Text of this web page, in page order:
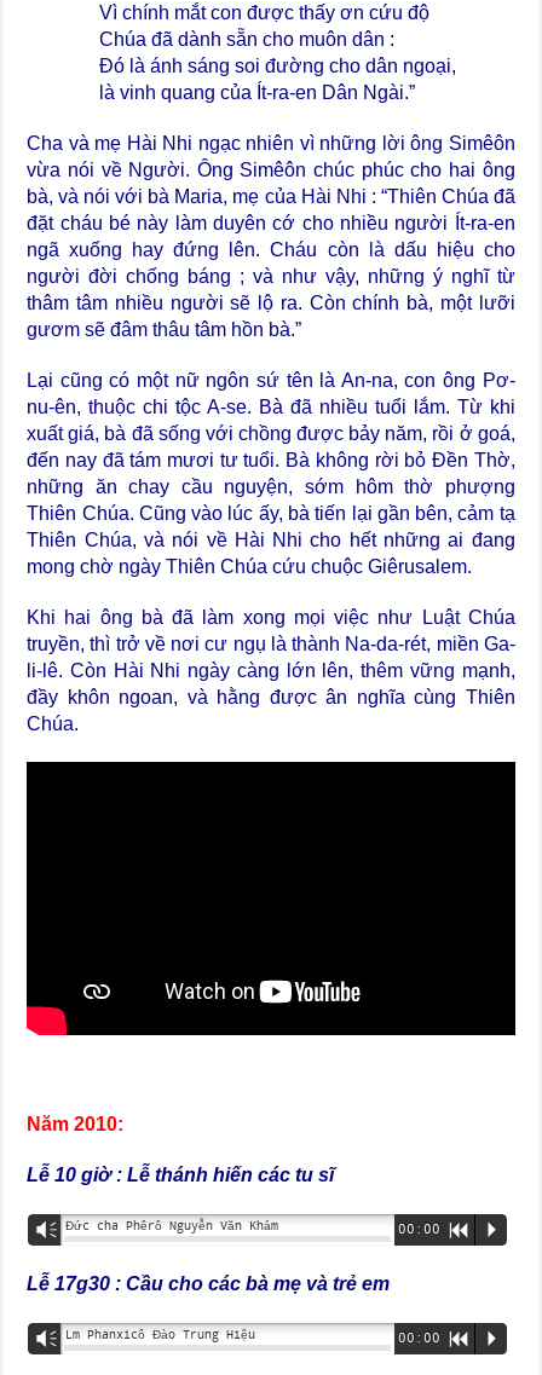
Vì chính mắt con được thấy ơn cứu độ
Chúa đã dành sẵn cho muôn dân :
Đó là ánh sáng soi đường cho dân ngoại,
là vinh quang của Ít-ra-en Dân Ngài.”
Cha và mẹ Hài Nhi ngạc nhiên vì những lời ông Simêôn
vừa nói về Người. Ông Simêôn chúc phúc cho hai ông
bà, và nói với bà Maria, mẹ của Hài Nhi : “Thiên Chúa đã
đặt cháu bé này làm duyên cớ cho nhiều người Ít-ra-en
ngã xuống hay đứng lên. Cháu còn là dấu hiệu cho
người đời chống báng ; và như vậy, những ý nghĩ từ
thâm tâm nhiều người sẽ lộ ra. Còn chính bà, một lưỡi
gươm sẽ đâm thâu tâm hồn bà.”
Lại cũng có một nữ ngôn sứ tên là An-na, con ông Pơ-
nu-ên, thuộc chi tộc A-se. Bà đã nhiều tuổi lắm. Từ khi
xuất giá, bà đã sống với chồng được bảy năm, rồi ở goá,
đến nay đã tám mươi tư tuổi. Bà không rời bỏ Đền Thờ,
những ăn chay cầu nguyện, sớm hôm thờ phượng
Thiên Chúa. Cũng vào lúc ấy, bà tiến lại gần bên, cảm tạ
Thiên Chúa, và nói về Hài Nhi cho hết những ai đang
mong chờ ngày Thiên Chúa cứu chuộc Giêrusalem.
Khi hai ông bà đã làm xong mọi việc như Luật Chúa
truyền, thì trở về nơi cư ngụ là thành Na-da-rét, miền Ga-
li-lê. Còn Hài Nhi ngày càng lớn lên, thêm vững mạnh,
đầy khôn ngoan, và hằng được ân nghĩa cùng Thiên
Chúa.
Năm2010:
Lễ 10 giờ : Lễ thánh hiến các tu sĩ
Vm Đức cha Phêrô Nguyễn Văn Khảm 00:00 R P
Lễ 17g30 : Cầu cho các bà mẹ và trẻ em
Vm Lm Phanxicô Đào Trung Hiệu 00:00 R P